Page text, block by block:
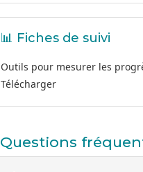
📊 Fiches de suivi
Outils pour mesurer les
Télécharger
Questions